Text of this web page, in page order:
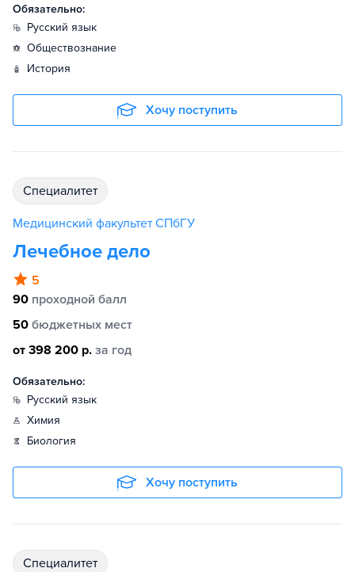
Обязательно:
русский язык
обществознание
история
Хочу поступить
специалитет
Медицинский факультет СПбГУ
Лечебное дело
5
90 проходной балл
50 бюджетных мест
от 398 200 р. за год
Обязательно:
русский язык
химия
биология
Хочу поступить
специалитет